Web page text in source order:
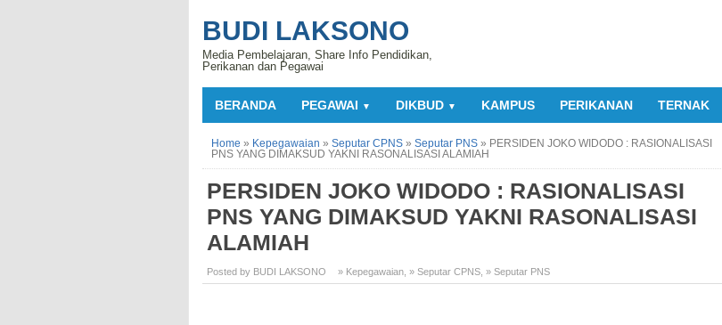
BUDI LAKSONO
Media Pembelajaran, Share Info Pendidikan,
Perikanan dan Pegawai
BERANDA PEGAWAI ▼ DIKBUD ▼ KAMPUS PERIKANAN TERNAK
Home » Kepegawaian » Seputar CPNS » Seputar PNS » PERSIDEN JOKO WIDODO : RASIONALISASI
PNS YANG DIMAKSUD YAKNI RASONALISASI ALAMIAH
PERSIDEN JOKO WIDODO : RASIONALISASI
PNS YANG DIMAKSUD YAKNI RASONALISASI
ALAMIAH
Posted by BUDI LAKSONO » Kepegawaian » Seputar CPNS » Seputar PNS